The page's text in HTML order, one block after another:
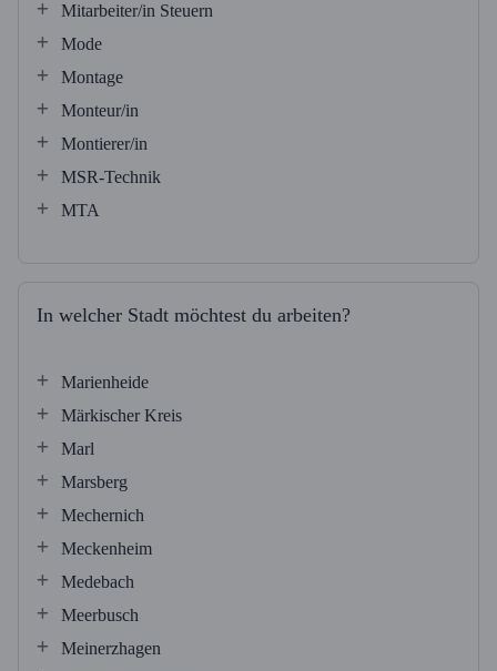
Mitarbeiter/in Steuern
Mode
Montage
Monteur/in
Montierer/in
MSR-Technik
MTA
In welcher Stadt möchtest du arbeiten?
Marienheide
Märkischer Kreis
Marl
Marsberg
Mechernich
Meckenheim
Medebach
Meerbusch
Meinerzhagen